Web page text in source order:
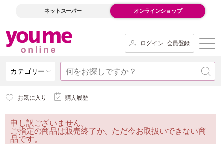
ネットスーパー オンラインショップ
ログイン･会員登録
カテゴリー
お気に入り 購入履歴
申し訳ございません。
ご指定の商品は販売終了か、ただ今お取扱いできない商
品です。